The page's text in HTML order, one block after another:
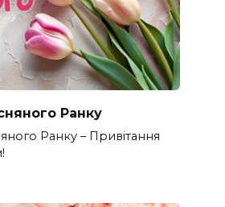
Ранку
Ранку – Привітання